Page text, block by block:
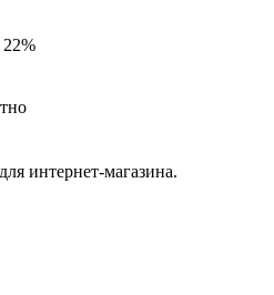
интернет-магазина.